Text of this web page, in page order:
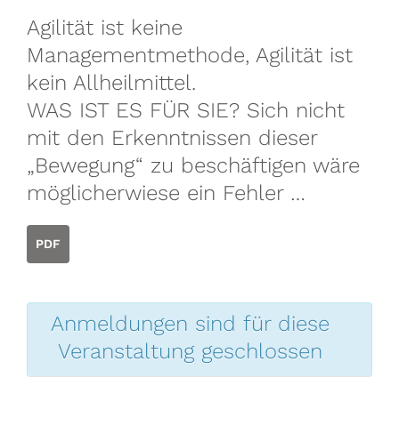
Agilität ist keine
Managementmethode, Agilität ist
kein Allheilmittel.
WAS IST ES FÜR SIE? Sich nicht
mit den Erkenntnissen dieser
„Bewegung“ zu beschäftigen wäre
möglicherwiese ein Fehler …
PDF
Anmeldungen sind für diese
Veranstaltung geschlossen